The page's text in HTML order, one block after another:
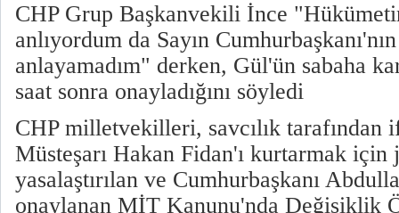
CHP Grup Başkanvekili İnce
anlıyordum da Sayın
anlayamadım" derken, Gül'ün sabaha
saat sonra onayladığını söyledi
CHP milletvekilleri, savcılık tarafından
Müsteşarı Hakan Fidan'ı kurtarmak için
yasalaştırılan ve Cumhurbaşkanı
onaylanan MİT Kanunu'nda Değişiklik